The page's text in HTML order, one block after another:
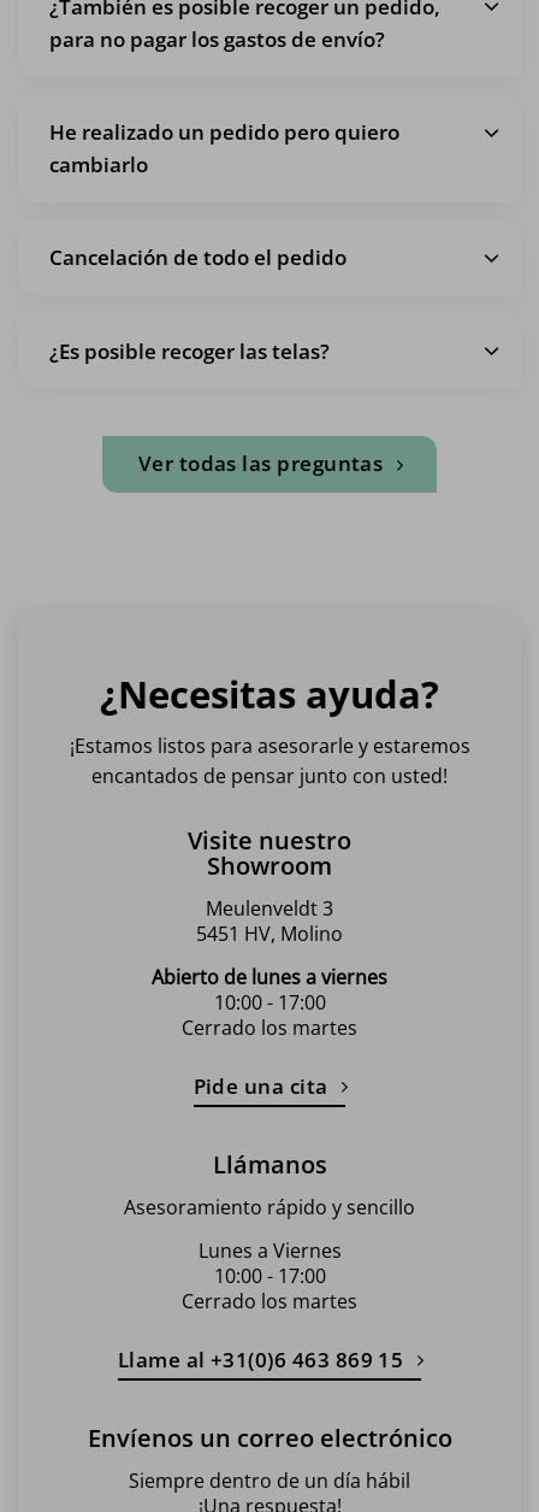
¿También es posible recoger un pedido,
para no pagar los gastos de envío?
He realizado un pedido pero quiero
cambiarlo
Cancelación de todo el pedido
¿Es posible recoger las telas?
Ver todas las preguntas
¿Necesitas ayuda?
¡Estamos listos para asesorarle y estaremos
encantados de pensar junto con usted!
Visite nuestro
Showroom
Meulenveldt 3
5451 HV, Molino
Abierto de lunes a viernes
10:00 - 17:00
Cerrado los martes
Pide una cita
Llámanos
Asesoramiento rápido y sencillo
Lunes a Viernes
10:00 - 17:00
Cerrado los martes
Llame al +31(0)6 463 869 15
Envíenos un correo electrónico
Siempre dentro de un día hábil
¡Una respuesta!